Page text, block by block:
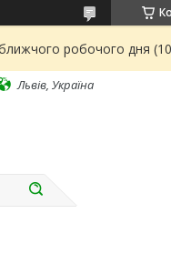
робочого дня
Львів, Україна